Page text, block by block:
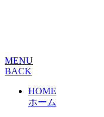
MENU
BACK
HOME
ホーム